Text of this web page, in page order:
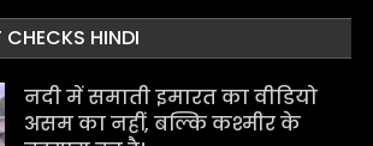
CHECKS HINDI
नदी में समाती इमारत का वीडियो
असम का नहीं, बल्कि कश्मीर के